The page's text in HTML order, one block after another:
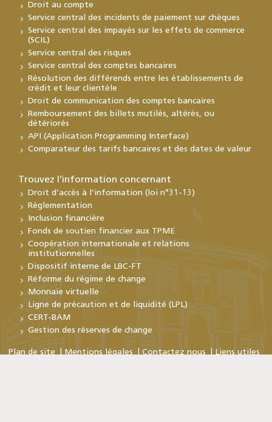
Droit au compte
Service central des incidents de paiement sur chèques
Service central des impayés sur les effets de commerce
(SCIL)
Service central des risques
Service central des comptes bancaires
Résolution des différends entre les établissements de
crédit et leur clientèle
Droit de communication des comptes bancaires
Remboursement des billets mutilés, altérés, ou
détériorés
API (Application Programming Interface)
Comparateur des tarifs bancaires et des dates de valeur
Trouvez l’information concernant
Droit d’accès à l’information (loi n°31-13)
Réglementation
Inclusion financière
Fonds de soutien financier aux TPME
Coopération internationale et relations
institutionnelles
Dispositif interne de LBC-FT
Réforme du régime de change
Monnaie virtuelle
Ligne de précaution et de liquidité (LPL)
CERT-BAM
Gestion des réserves de change
Plan de site Mentions légales Contactez nous Liens utiles